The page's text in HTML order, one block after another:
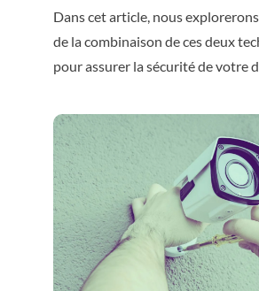
Dans cet article, nous
de la combinaison de ces deux
pour assurer la sécurité de votre